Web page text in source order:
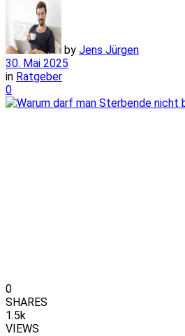
by Jens Jürgen
30. Mai 2025
in Ratgeber
0
0
SHARES
1.5k
VIEWS